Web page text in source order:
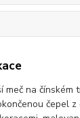
meč na čínském
čepel z